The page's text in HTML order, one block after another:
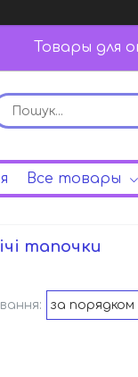
Товары для
Все товары
тапочки